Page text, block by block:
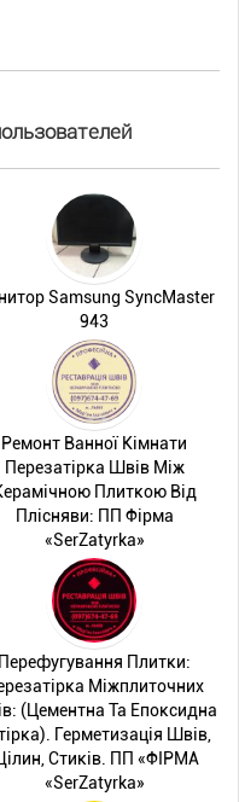
Samsung SyncMaster
943
Ремонт Ванної Кімнати
Перезатірка Швів Між
Плиткою Від
Плісняви: ПП Фірма
«SerZatyrka»
Перефугування Плитки:
Міжплиточних
(Цементна Та Епоксидна
Герметизація Швів,
Стиків. ПП «ФІРМА
«SerZatyrka»